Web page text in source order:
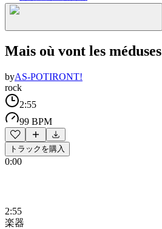
Mais où vont les méduses
byAS-POTIRONT!
rock
2:55
99 BPM
トラックを購入
0:00
2:55
楽器